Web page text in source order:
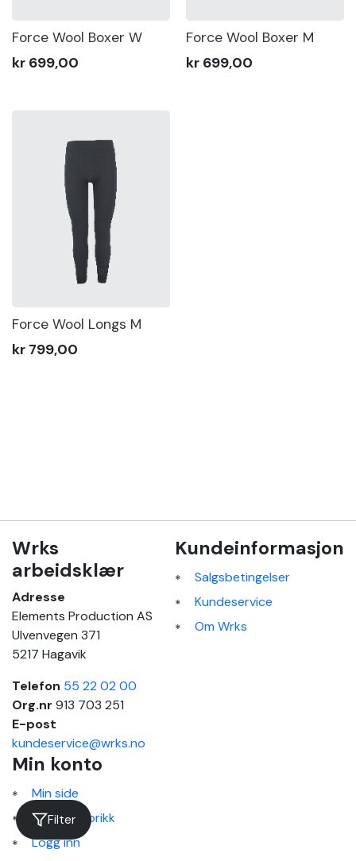
Force Wool Boxer W
kr 699,00
Force Wool Boxer M
kr 699,00
Force Wool Longs M
kr 799,00
Wrks
arbeidsklær
Adresse
Elements Production AS
Ulvenvegen 371
5217 Hagavik
Telefon 55 22 02 00
Org.nr 913 703 251
E-post
kundeservice@wrks.no
Kundeinformasjon
Salgsbetingelser
Kundeservice
Om Wrks
Min konto
Min side
Ordrehistorikk
Logg inn
Filter